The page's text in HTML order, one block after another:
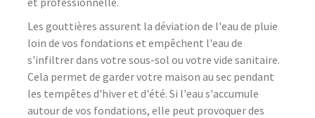
Les gouttières assurent la déviation de l'eau de pluie
loin de vos fondations et empêchent l'eau de
s'infiltrer dans votre sous-sol ou votre vide sanitaire.
Cela permet de garder votre maison au sec pendant
les tempêtes d'hiver et d'été. Si l'eau s'accumule
autour de vos fondations, elle peut provoquer des